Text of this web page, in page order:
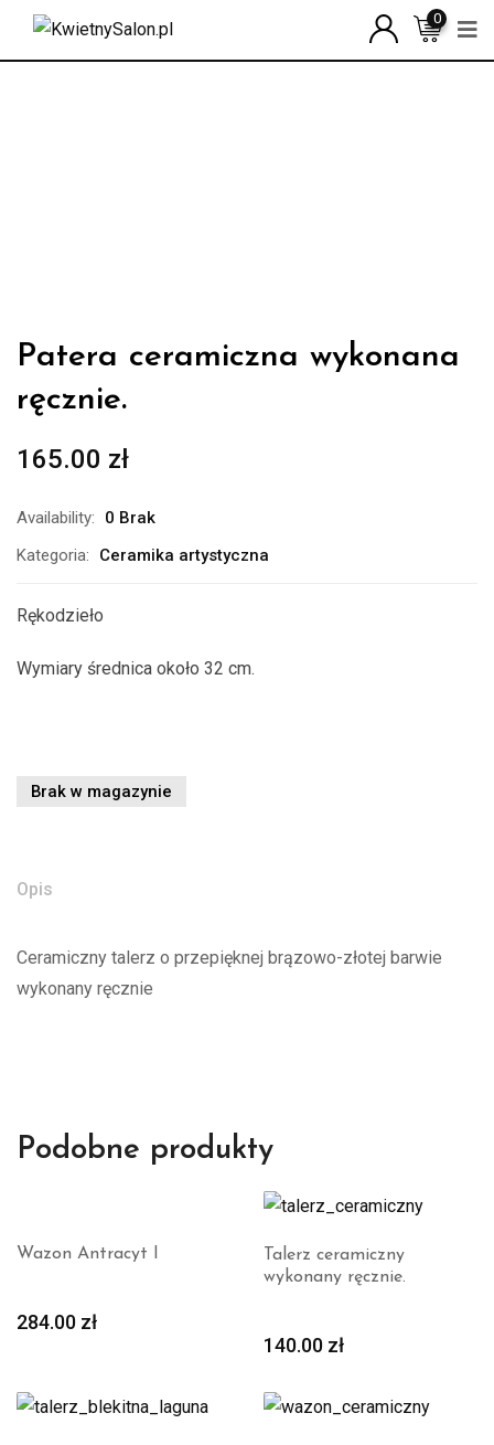
0
Patera ceramiczna wykonana
ręcznie.
165.00 zł
Availability:
0 Brak
Kategoria:
Ceramika artystyczna
Rękodzieło
Wymiary średnica około 32 cm.
Brak w magazynie
Opis
Ceramiczny talerz o przepięknej brązowo-złotej barwie
wykonany ręcznie
Podobne produkty
Wazon Antracyt I
284.00 zł
Talerz ceramiczny
wykonany ręcznie.
140.00 zł